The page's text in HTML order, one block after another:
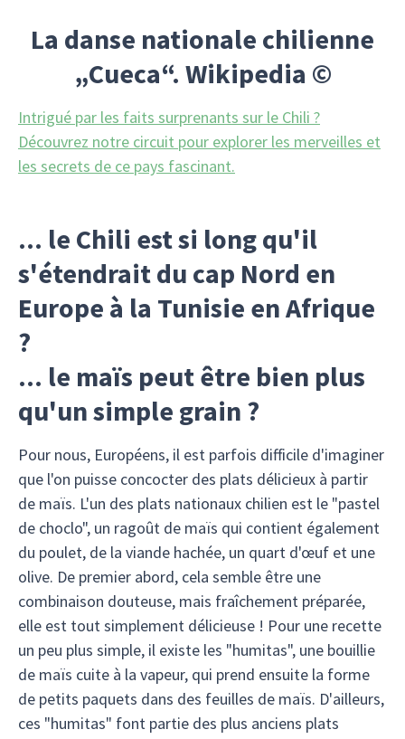
La danse nationale chilienne
„Cueca“. Wikipedia ©
Intrigué par les faits surprenants sur le Chili ?
Découvrez notre circuit pour explorer les merveilles et
les secrets de ce pays fascinant.
... le Chili est si long qu'il
s'étendrait du cap Nord en
Europe à la Tunisie en Afrique
?
... le maïs peut être bien plus
qu'un simple grain ?
Pour nous, Européens, il est parfois difficile d'imaginer
que l'on puisse concocter des plats délicieux à partir
de maïs. L'un des plats nationaux chilien est le "pastel
de choclo", un ragoût de maïs qui contient également
du poulet, de la viande hachée, un quart d'œuf et une
olive. De premier abord, cela semble être une
combinaison douteuse, mais fraîchement préparée,
elle est tout simplement délicieuse ! Pour une recette
un peu plus simple, il existe les "humitas", une bouillie
de maïs cuite à la vapeur, qui prend ensuite la forme
de petits paquets dans des feuilles de maïs. D'ailleurs,
ces "humitas" font partie des plus anciens plats